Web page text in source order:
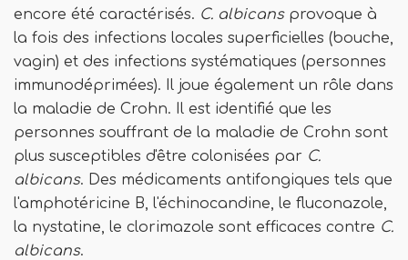
encore été caractérisés. C. albicansprovoque à
la fois des infections locales superficielles (bouche,
vagin) et des infections systématiques (personnes
immunodéprimées). Il joue également un rôle dans
la maladie de Crohn. Il est identifié que les
personnes souffrant de la maladie de Crohn sont
plus susceptibles d'être colonisées par C.
albicans. Des médicaments antifongiques tels que
l'amphotéricine B, l'échinocandine, le fluconazole,
la nystatine, le clorimazole sont efficaces contre C.
albicans.